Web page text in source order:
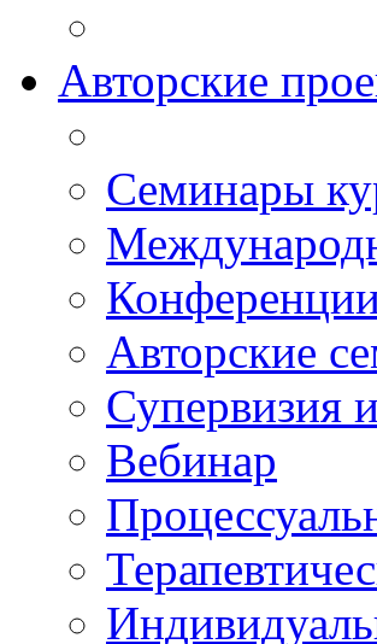
Авторские
Семинары
Авторские
Супервизия
Вебинар